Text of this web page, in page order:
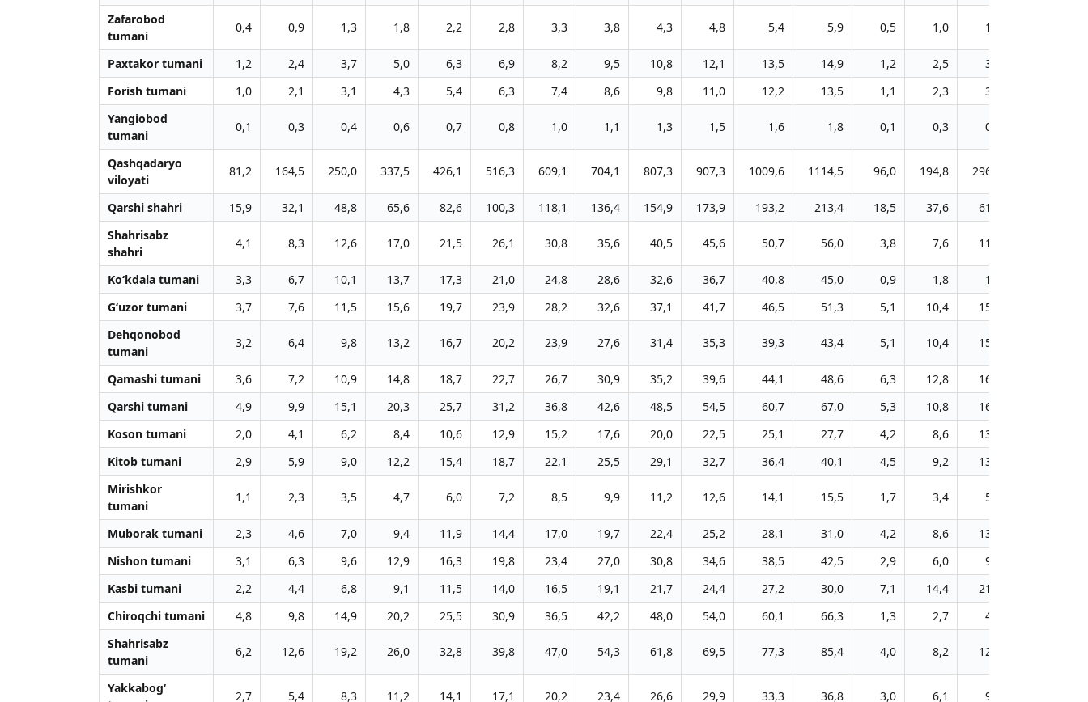
Zafarobod
tumani
0,4 0,9 1,3 1,8 2,2 2,8 3,3 3,8 4,3 4,8 5,4 5,9 0,5 1,0 1,5
Paxtakor tumani 1,2 2,4 3,7 5,0 6,3 6,9 8,2 9,5 10,8 12,1 13,5 14,9 1,2 2,5 3,8
Forish tumani
1,0 2,1 3,1 4,3 5,4 6,3 7,4 8,6 9,8 11,0 12,2 13,5 1,1 2,3 3,4
Yangiobod
tumani
0,1 0,3 0,4 0,6 0,7 0,8 1,0 1,1 1,3 1,5 1,6 1,8 0,1 0,3 0,5
Qashqadaryo
viloyati
81,2 164,5 250,0 337,5 426,1 516,3 609,1 704,1 807,3 907,3 1009,6 1114,5 96,0 194,8 296,0
Qarshi shahri 15,9 32,1 48,8 65,6 82,6 100,3 118,1 136,4 154,9 173,9 193,2 213,4 18,5 37,6 61,2
Shahrisabz
shahri
4,1 8,3 12,6 17,0 21,5 26,1 30,8 35,6 40,5 45,6 50,7 56,0 3,8 7,6 11,6
Ko‘kdala tumani 3,3 6,7 10,1 13,7 17,3 21,0 24,8 28,6 32,6 36,7 40,8 45,0 0,9 1,8 1,8
G‘uzor tumani
3,7 7,6 11,5 15,6 19,7 23,9 28,2 32,6 37,1 41,7 46,5 51,3 5,1 10,4 15,8
Dehqonobod
tumani
3,2 6,4 9,8 13,2 16,7 20,2 23,9 27,6 31,4 35,3 39,3 43,4 5,1 10,4 15,7
Qamashi tumani 3,6 7,2 10,9 14,8 18,7 22,7 26,7 30,9 35,2 39,6 44,1 48,6 6,3 12,8 16,4
Qarshi tumani
4,9 9,9 15,1 20,3 25,7 31,2 36,8 42,6 48,5 54,5 60,7 67,0 5,3 10,8 16,4
Koson tumani
2,0 4,1 6,2 8,4 10,6 12,9 15,2 17,6 20,0 22,5 25,1 27,7 4,2 8,6 13,0
Kitob tumani
2,9 5,9 9,0 12,2 15,4 18,7 22,1 25,5 29,1 32,7 36,4 40,1 4,5 9,2 13,9
Mirishkor
tumani
1,1 2,3 3,5 4,7 6,0 7,2 8,5 9,9 11,2 12,6 14,1 15,5 1,7 3,4 5,2
Muborak tumani 2,3 4,6 7,0 9,4 11,9 14,4 17,0 19,7 22,4 25,2 28,1 31,0 4,2 8,6 13,0
Nishon tumani
3,1 6,3 9,6 12,9 16,3 19,8 23,4 27,0 30,8 34,6 38,5 42,5 2,9 6,0 9,0
Kasbi tumani
2,2 4,4 6,8 9,1 11,5 14,0 16,5 19,1 21,7 24,4 27,2 30,0 7,1 14,4 21,8
Chiroqchi tumani
4,8 9,8 14,9 20,2 25,5 30,9 36,5 42,2 48,0 54,0 60,1 66,3 1,3 2,7 4,1
Shahrisabz
tumani
6,2 12,6 19,2 26,0 32,8 39,8 47,0 54,3 61,8 69,5 77,3 85,4 4,0 8,2 12,4
Yakkabog‘
2,7 5,4 8,3 11,2 14,1 17,1 20,2 23,4 26,6 29,9 33,3 36,8 3,0 6,1 9,3